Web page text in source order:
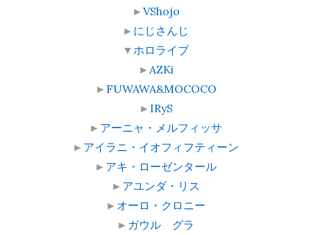
►VShojo
► にじさんじ
▼ ホロライブ
► AZKi
► FUWAWA&MOCOCO
► IRyS
► アーニャ・メルフィッサ
► アイラニ・イオフィフティーン
► アキ・ローゼンタール
► アユンダ・リス
► オーロ・クロニー
► ガウル グラ